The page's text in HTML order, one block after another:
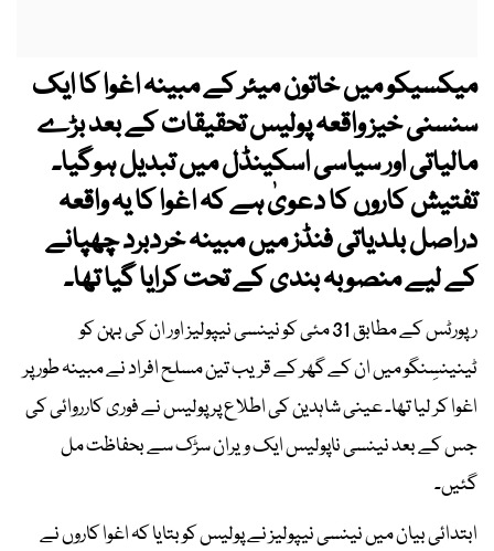
میکسیکو میں خاتون میئر کے مبینہ اغوا کا ایک
سنسنی خیز واقعہ پولیس تحقیقات کے بعد بڑے
مالیاتی اور سیاسی اسکینڈل میں تبدیل ہوگیا۔
تفتیش کاروں کا دعویٰ ہے کہ اغوا کا یہ واقعہ
دراصل بلدیاتی فنڈز میں مبینہ خردبرد چھپانے
کے لیے منصوبہ بندی کے تحت کرایا گیا تھا۔
رپورٹس کے مطابق 31 مئی کو نینسی نیپولیز اور ان کی بہن کو
ٹینینسِنگو میں ان کے گھر کے قریب تین مسلح افراد نے مبینہ طور پر
اغوا کر لیا تھا۔ عینی شاہدین کی اطلاع پر پولیس نے فوری کارروائی کی
جس کے بعد نینسی ناپولیس ایک ویران سڑک سے بحفاظت مل
گئیں۔
ابتدائی بیان میں نینسی نیپولیز نے پولیس کو بتایا کہ اغوا کاروں نے